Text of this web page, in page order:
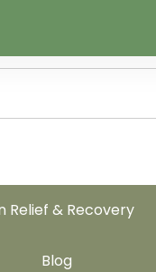
Relief & Recovery
Blog